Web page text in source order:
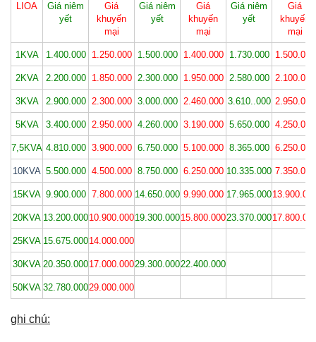
LIOA
Giá niêm
yết
Giá
khuyến
mại
Giá niêm
yết
Giá
khuyến
mại
Giá niêm
yết
Giá
khuyến
mại
1KVA 1.400.000 1.250.000 1.500.000 1.400.000 1.730.000 1.500.000
2KVA 2.200.000 1.850.000 2.300.000 1.950.000 2.580.000 2.100.000
3KVA 2.900.000 2.300.000 3.000.000 2.460.000 3.610..000 2.950.000
5KVA 3.400.000 2.950.000 4.260.000 3.190.000 5.650.000 4.250.000
7,5KVA 4.810.000 3.900.000 6.750.000 5.100.000 8.365.000 6.250.000
10KVA 5.500.000 4.500.000 8.750.000 6.250.000 10.335.000 7.350.000
15KVA 9.900.000 7.800.000 14.650.000 9.990.000 17.965.000
20KVA 13.200.00010.900.00019.300.00015.800.00023.370.000
25KVA 15.675.00014.000.000
30KVA 20.350.00017.000.00029.300.00022.400.000
50KVA 32.780.00029.000.000
ghi chú: